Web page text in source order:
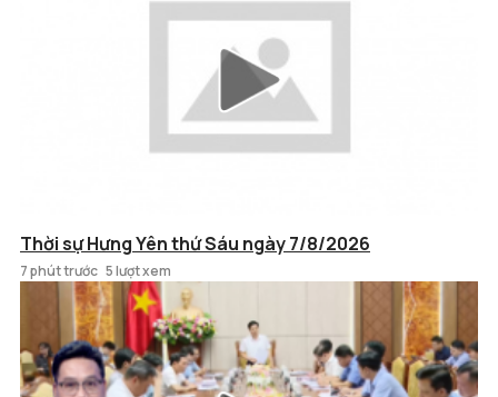
Thời sự Hưng Yên thứ Sáu ngày 7/8/2026
7 phút trước 5 lượt xem